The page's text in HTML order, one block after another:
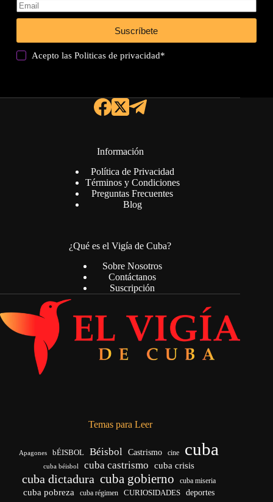
Suscríbete
Acepto lasPoliticas de privacidad*
Información
Política de Privacidad
Términos y Condiciones
Preguntas Frecuentes
Blog
¿Qué es el Vigía de Cuba?
Sobre Nosotros
Contáctanos
Suscripción
Temas para Leer
Apagones bÉISBOL Béisbol Castrismo cine cuba
cuba béisbol cuba castrismo cuba crisis
cuba dictadura cuba gobierno cuba miseria
cuba pobreza cuba régimen CURIOSIDADES deportes